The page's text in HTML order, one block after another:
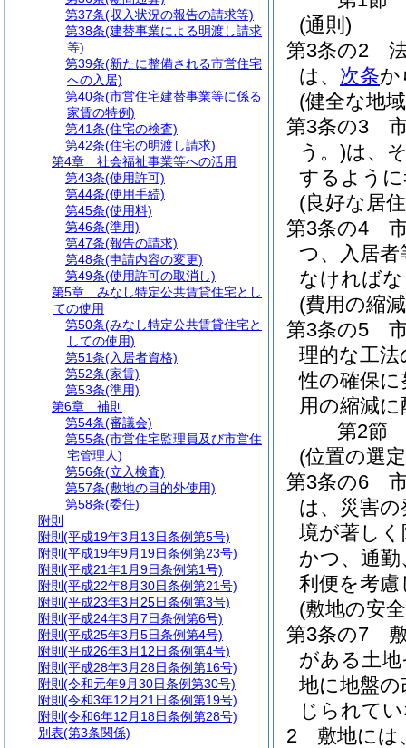
(通則)
第3条の2
は、 次条か
(健全な地
第3条の3
う。)は、
するよう
(良好な居
第3条の4
つ、入居
なければ
(費用の縮
第3条の5
理的な工
性の確保
用の縮減
第2節
(位置の選
第3条の6
は、災害
境が著し
かつ、通
利便を考
(敷地の安
第3条の7
がある土
地に地盤
じられて
2
敷地には
第37条(収入状況の報告の請求等)
第38条(建替事業による明渡し請求
等)
第39条(新たに整備される市営住宅
への入居)
第40条(市営住宅建替事業等に係る
家賃の特例)
第41条(住宅の検査)
第42条(住宅の明渡し請求)
第4章
社会福祉事業等への活用
第43条(使用許可)
第44条(使用手続)
第45条(使用料)
第46条(準用)
第47条(報告の請求)
第48条(申請内容の変更)
第49条(使用許可の取消し)
第5章
みなし特定公共賃貸住宅とし
ての使用
第50条(みなし特定公共賃貸住宅と
しての使用)
第51条(入居者資格)
第52条(家賃)
第53条(準用)
第6章
補則
第54条(審議会)
第55条(市営住宅監理員及び市営住
宅管理人)
第56条(立入検査)
第57条(敷地の目的外使用)
第58条(委任)
附則
附則 (平成19年3月13日条例第5号)
附則 (平成19年9月19日条例第23号)
附則 (平成21年1月9日条例第1号)
附則 (平成22年8月30日条例第21号)
附則 (平成23年3月25日条例第3号)
附則 (平成24年3月7日条例第6号)
附則 (平成25年3月5日条例第4号)
附則 (平成26年3月12日条例第4号)
附則 (平成28年3月28日条例第16号)
附則 (令和元年9月30日条例第30号)
附則 (令和3年12月21日条例第19号)
附則 (令和6年12月18日条例第28号)
別表(第3条関係)